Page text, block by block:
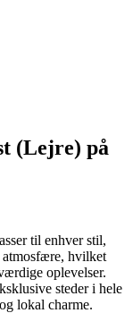
(Lejre) på
til enhver stil,
atmosfære, hvilket
oplevelser.
steder i hele
lokal charme.